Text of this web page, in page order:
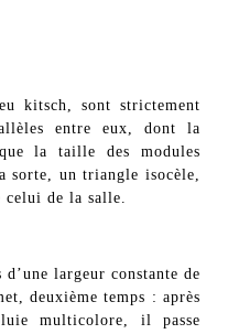
kitsch, sont strictement
entre eux, dont la
la taille des modules
sorte, un triangle isocèle,
celui de la salle.
largeur constante de
deuxième temps : après
multicolore, il passe